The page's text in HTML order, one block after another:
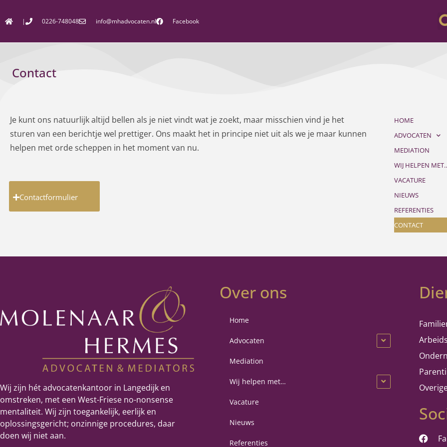
| 0226-748048 info@mhadvocaten.nl Facebook
Contact
Je kunt ons natuurlijk altijd bellen als je niet vindt wat je zoekt, maar misschien vind je het
sturen van een berichtje wel prettiger. Ons maakt het in principe niet uit als we je maar kunnen
helpen met orde scheppen in het moment van nu.
Contactformulier
HOME
ADVOCATEN
MEDIATION
WIJ HELPEN
VACATURE
NIEUWS
REFERENTIES
CONTACT
Wij zijn hét advocatenkantoor in Langedijk en
omstreken, met een West-Friese no-nonsense
mentaliteit. Wij zijn toegankelijk, eerlijk en
oplossingsgericht; onzinnige procedures, daar
doen wij niet aan.
Over ons
Home
Advocaten
Mediation
Wij helpen met…
Vacature
Nieuws
Referenties